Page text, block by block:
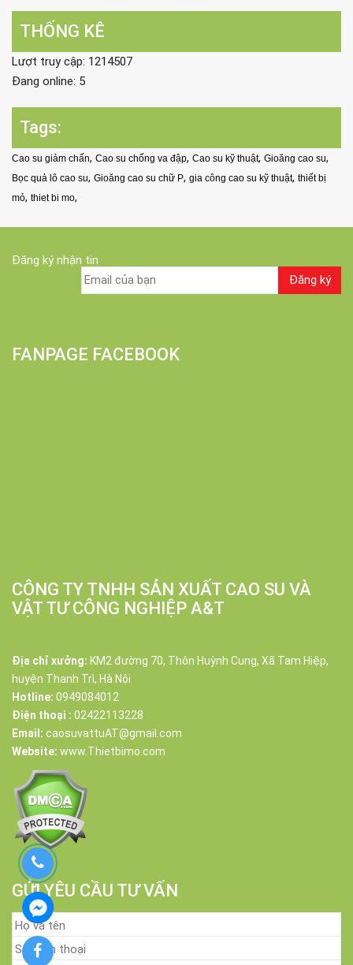
THỐNG KÊ
Lượt truy cập: 1214507
Đang online: 5
Tags:
Cao su giảm chấn, Cao su chống va đập, Cao su kỹ thuật, Gioăng cao su,
Bọc quả lô cao su, Gioăng cao su chữ P, gia công cao su kỹ thuật, thiết bị
mỏ, thiet bi mo,
Đăng ký nhận tin
FANPAGE FACEBOOK
CÔNG TY TNHH SẢN XUẤT CAO SU VÀ
VẬT TƯ CÔNG NGHIỆP A&T
Địa chỉ xưởng: KM2 đường 70, Thôn Huỳnh Cung, Xã Tam Hiệp,
huyện Thanh Trì, Hà Nội
Hotline: 0949084012
Điện thoại : 02422113228
Email: caosuvattuAT@gmail.com
Website: www.Thietbimo.com
GỬI YÊU CẦU TƯ VẤN